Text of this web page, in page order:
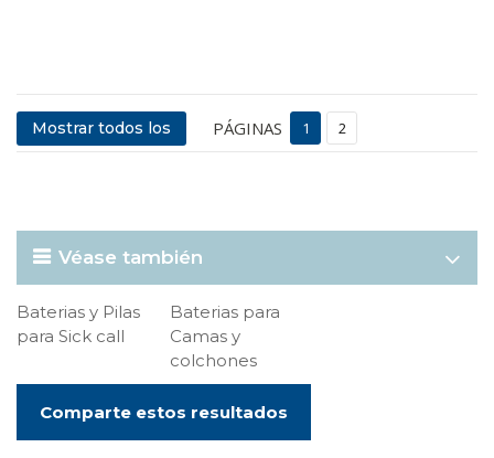
Mostrar todos los PÁGINAS 1 2
Véase también
Baterias y Pilas
para Sick call
Baterias para
Camas y
colchones
Comparte estos resultados